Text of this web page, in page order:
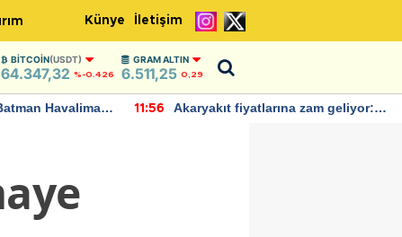
Künye İletişim
BITCOIN(USDT)
64.347,32 %-0.426
GRAM ALTIN
6.511,25 0,29
Havalimanı
11:56
Akaryakıt fiyatlarına zam geliyor: